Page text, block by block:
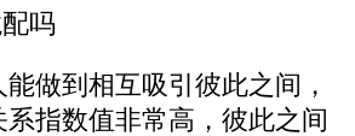
吗
做到相互吸引彼此之间，
系指数值非常高，彼此之间